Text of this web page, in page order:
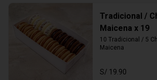
Tradicional /
Maicena x 19
10 Tradicional / 5
Maicena
S/ 19.90